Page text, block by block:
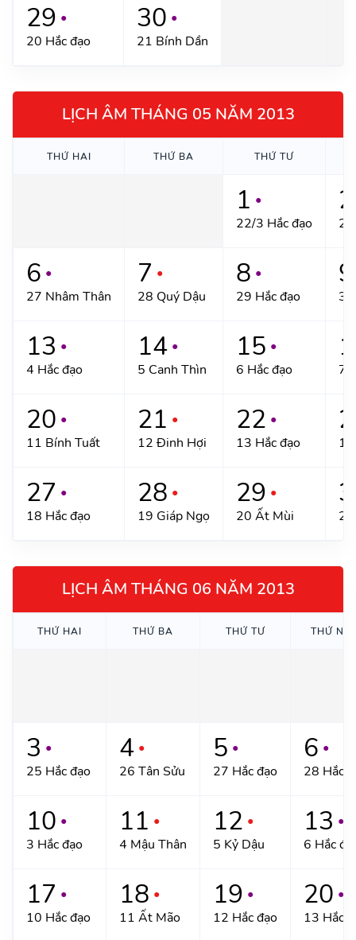
29 ●
20 Hắc đạo
30 ●
21 Bính Dần
LỊCH ÂM THÁNG 05 NĂM 2013
THỨ HAI THỨ BA THỨ TƯ
1 ●
22/3 Hắc đạo
2
6 ●
27 Nhâm Thân
7 ●
28 Quý Dậu
8 ●
29 Hắc đạo
9
13 ●
4 Hắc đạo
14 ●
5 Canh Thìn
15 ●
6 Hắc đạo 7
20 ●
11 Bính Tuất
21 ●
12 Đinh Hợi
22 ●
13 Hắc đạo
27 ●
18 Hắc đạo
28 ●
19 Giáp Ngọ
29 ●
20 Ất Mùi
LỊCH ÂM THÁNG 06 NĂM 2013
THỨ HAI THỨ BA THỨ TƯ THỨ
3 ●
25 Hắc đạo
4 ●
26 Tân Sửu
5 ●
27 Hắc đạo
6 ●
28 Hắc
10 ●
3 Hắc đạo
11 ●
4 Mậu Thân
12 ●
5 Kỷ Dậu
13 ●
6 Hắc
17 ●
10 Hắc đạo
18 ●
11 Ất Mão
19 ●
12 Hắc đạo
20 ●
13 Hắc